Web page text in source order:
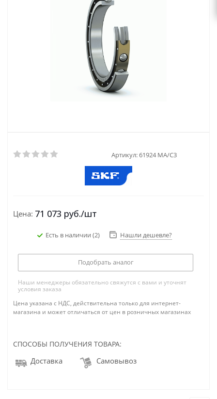
Артикул:61924 MA/C3
Цена: 71 073 руб./шт
Есть в наличии (2) Нашли дешевле?
Подобрать аналог
Наши менеджеры обязательно свяжутся с вами и уточнят
условия заказа
Цена указана с НДС, действительна только для интернет-
магазина и может отличаться от цен в розничных магазинах
СПОСОБЫ ПОЛУЧЕНИЯ ТОВАРА:
Доставка Самовывоз